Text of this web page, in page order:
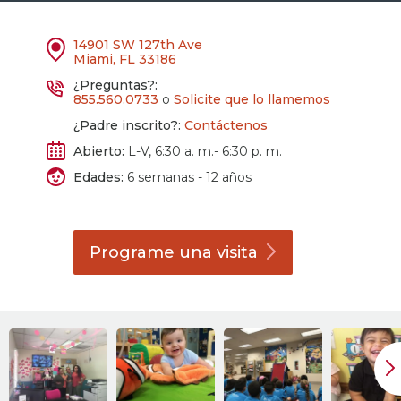
14901 SW 127th Ave
Miami, FL 33186
¿Preguntas?:
855.560.0733 o Solicite que lo llamemos
¿Padre inscrito?: Contáctenos
Abierto: L-V, 6:30 a. m.- 6:30 p. m.
Edades: 6 semanas - 12 años
Programe unavisita